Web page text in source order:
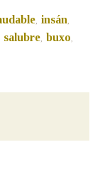
insán
salubre buxo